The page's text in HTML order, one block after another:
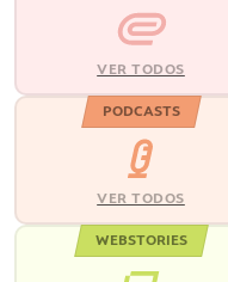
VER TODOS
PODCASTS
VER TODOS
WEBSTORIES